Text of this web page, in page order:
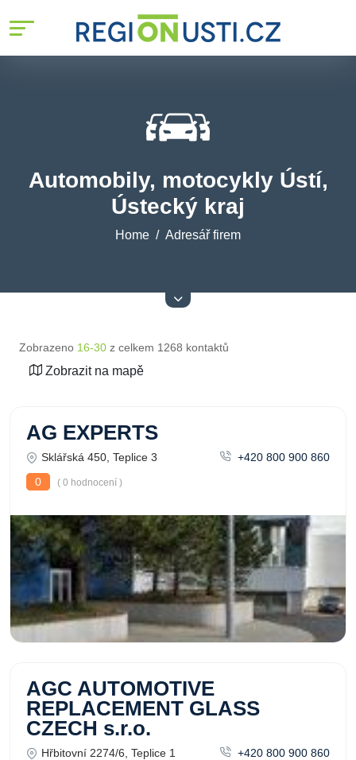
Automobily, motocykly Ústí,
Ústecký kraj
Home Adresář firem
Zobrazeno 16-30 z celkem 1268 kontaktů
Zobrazit na mapě
AG EXPERTS
Sklářská 450, Teplice 3
+420 800 900 860
0
( 0 hodnocení )
AGC AUTOMOTIVE
REPLACEMENT GLASS
CZECH s.r.o.
Hřbitovní 2274/6, Teplice 1
+420 800 900 860